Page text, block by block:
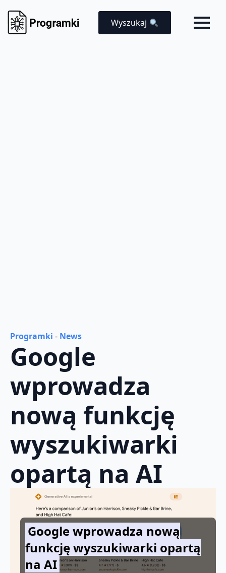
Wyszukaj
Programki - News
Google
wprowadza
nową funkcję
wyszukiwarki
opartą na AI
Google wprowadza nową
funkcję wyszukiwarki opartą
na AI